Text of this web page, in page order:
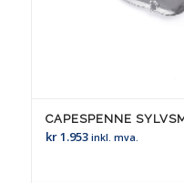
CAPESPENNE
kr1.953 inkl. mva.